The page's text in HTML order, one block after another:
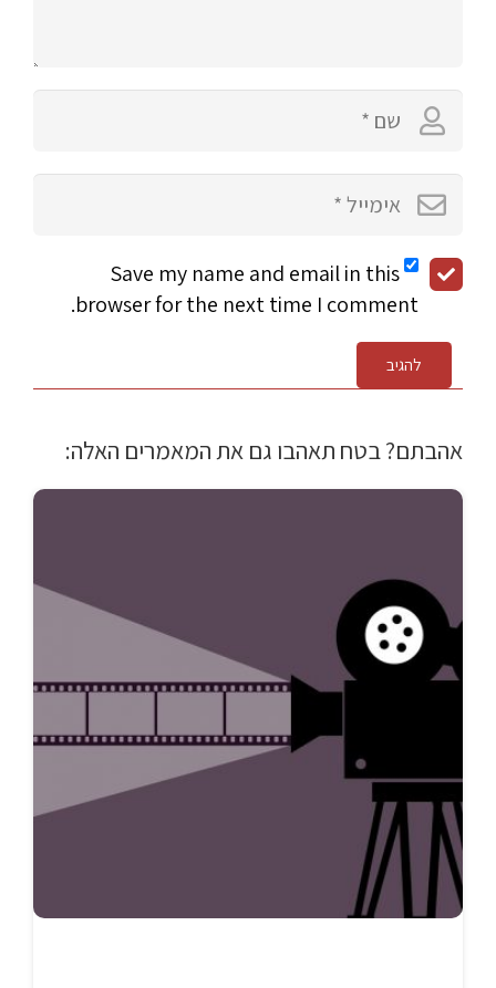
Save my name and email in this
browser for the next time I comment.
להגיב
אהבתם? בטח תאהבו גם את המאמרים האלה: